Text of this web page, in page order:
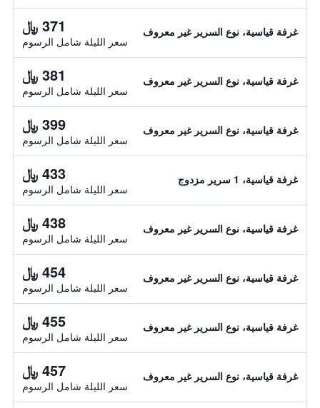
غرفة قياسية، نوع السرير غير معروف 371 ﷼
سعر الليلة شامل الرسوم
غرفة قياسية، نوع السرير غير معروف 381 ﷼
سعر الليلة شامل الرسوم
غرفة قياسية، نوع السرير غير معروف 399 ﷼
سعر الليلة شامل الرسوم
غرفة قياسية، 1 سرير مزدوج 433 ﷼
سعر الليلة شامل الرسوم
غرفة قياسية، نوع السرير غير معروف 438 ﷼
سعر الليلة شامل الرسوم
غرفة قياسية، نوع السرير غير معروف 454 ﷼
سعر الليلة شامل الرسوم
غرفة قياسية، نوع السرير غير معروف 455 ﷼
سعر الليلة شامل الرسوم
غرفة قياسية، نوع السرير غير معروف 457 ﷼
سعر الليلة شامل الرسوم